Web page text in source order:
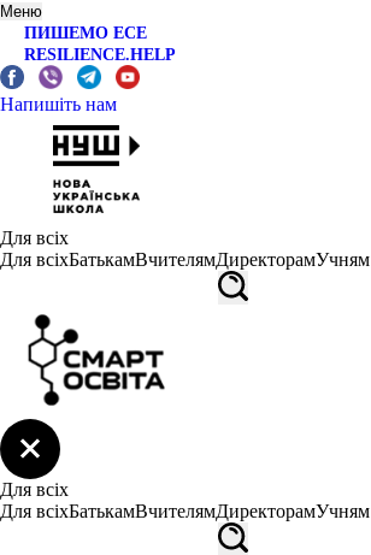
Меню
ПИШЕМО ЕСЕ
RESILIENCE.HELP
Напишіть нам
Для всіх
Для всіхБатькамВчителямДиректорамУчням
Для всіх
Для всіхБатькамВчителямДиректорамУчням